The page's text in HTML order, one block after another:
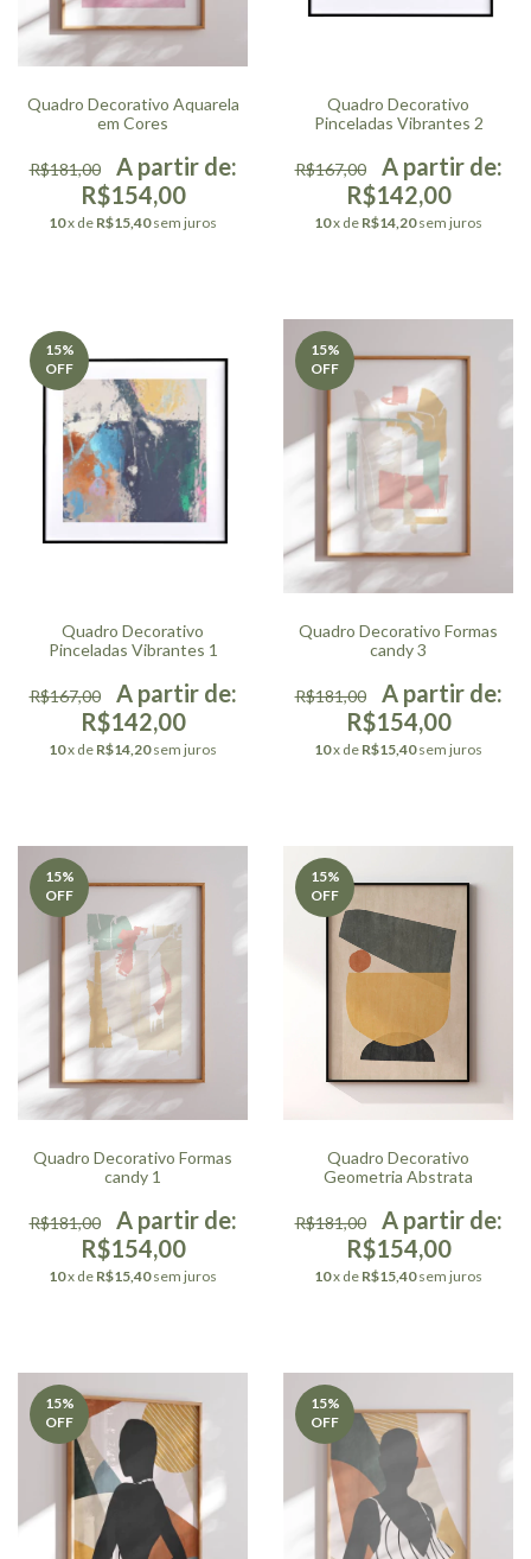
Quadro Decorativo Aquarela
em Cores
R$181,00
R$154,00
10x de R$15,40 sem juros
Quadro Decorativo
Pinceladas Vibrantes 2
R$167,00
R$142,00
10x de R$14,20 sem juros
15%
OFF
Quadro Decorativo
Pinceladas Vibrantes 1
R$167,00
R$142,00
10x de R$14,20 sem juros
15%
OFF
Quadro Decorativo Formas
candy 3
R$181,00
R$154,00
10x de R$15,40 sem juros
15%
OFF
Quadro Decorativo Formas
candy 1
R$181,00
R$154,00
10x de R$15,40 sem juros
15%
OFF
Quadro Decorativo
Geometria Abstrata
R$181,00
R$154,00
10x de R$15,40 sem juros
15%
OFF
15%
OFF